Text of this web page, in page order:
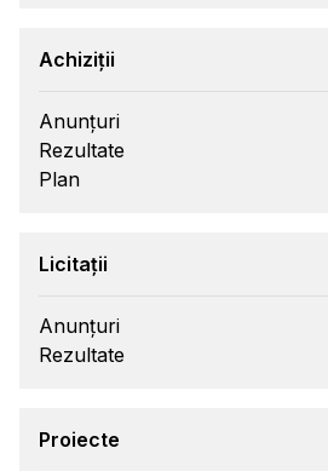
Achiziții
Anunțuri
Rezultate
Plan
Licitații
Anunțuri
Rezultate
Proiecte